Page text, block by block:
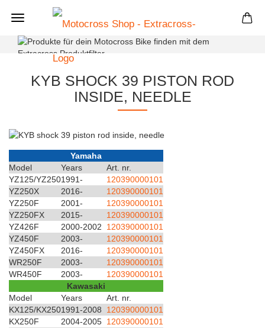
KYB SHOCK 39 PISTON ROD
INSIDE, NEEDLE
Yamaha
Model
Years
Art. nr.
YZ125/YZ2501991-
120390000101
YZ250X
2016-
120390000101
YZ250F
2001-
120390000101
YZ250FX
2015-
120390000101
YZ426F
2000-2002
120390000101
YZ450F
2003-
120390000101
YZ450FX
2016-
120390000101
WR250F
2003-
120390000101
WR450F
2003-
120390000101
Kawasaki
Model
Years
Art. nr.
KX125/KX2501991-2008
120390000101
KX250F
2004-2005 120390000101